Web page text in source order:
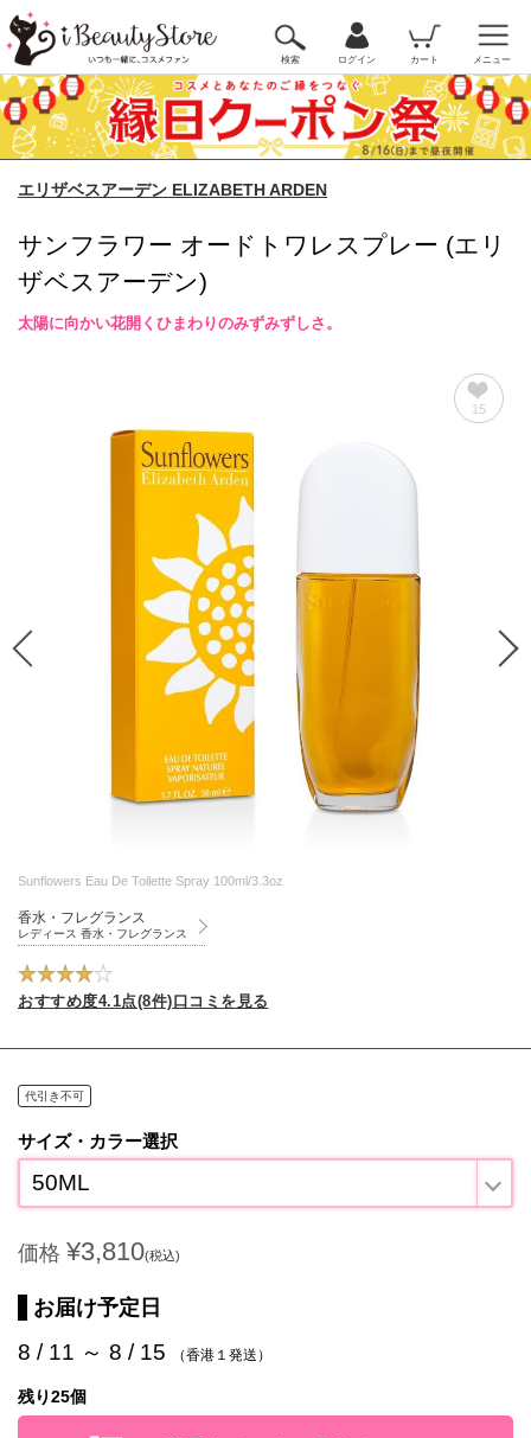
検索 ログイン カート メニュー
エリザベスアーデン ELIZABETH ARDEN
サンフラワー オードトワレスプレー (エリ
ザベスアーデン)
太陽に向かい花開くひまわりのみずみずしさ。
15
Sunflowers Eau De Toilette Spray 100ml/3.3oz
香水・フレグランス
レディース 香水・フレグランス
おすすめ度4.1点(8件)口コミを見る
代引き不可
サイズ・カラー選択
50ML
価格 ¥3,810(税込)
お届け予定日
8 / 11 ～ 8 / 15 （香港１発送）
残り25個